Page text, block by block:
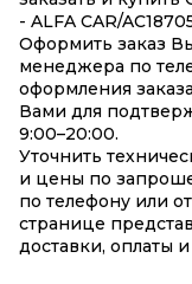
- ALFA CAR/
Оформить заказ
менеджера по
оформления
Вами для
9:00–20:00.
Уточнить
и цены по
по телефону или
странице
доставки, оплаты